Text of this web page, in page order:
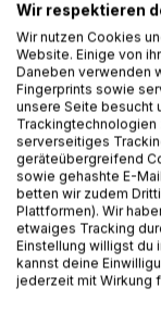
BESCHREIBUNG
Folgt unser
haben wir die
Diener Jakob und
berühmtem
immer wieder auf
Dazu passend,
Verwirrspiel der
unterbrechen,
Wir respektieren
Wir nutzen Cookies
Website. Einige von
Daneben verwenden
Fingerprints sowie
unsere Seite besucht
serverseitiges
geräteübergreifend
sowie gehashte E-
betten wir zudem
Plattformen). Wir
etwaiges Tracking
Einstellung willigst du
kannst deine
jederzeit mit Wirkung